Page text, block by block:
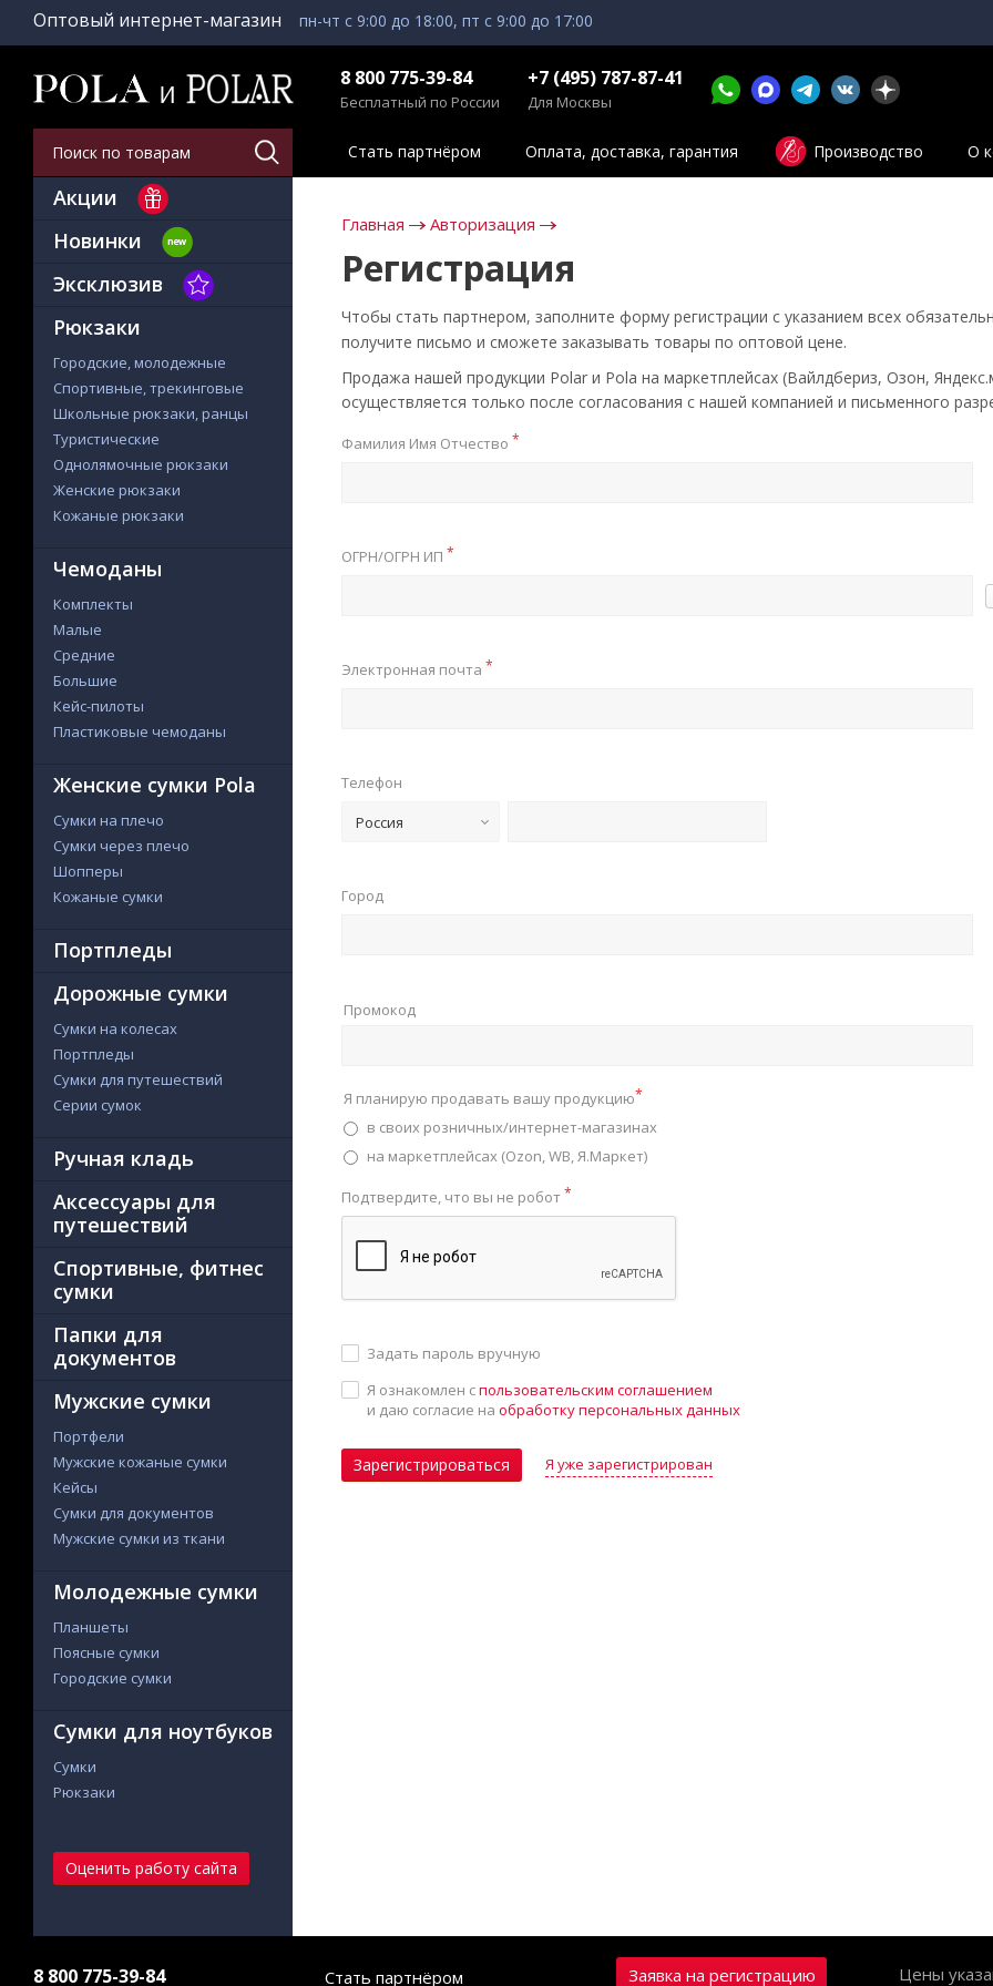
Оптовый интернет-магазин пн-чт с 9:00 до 18:00, пт с 9:00 до 17:00
8 800 775-39-84
Бесплатный по России
+7 (495) 787-87-41
Для Москвы
Стать партнёром Оплата, доставка, гарантия Производство О
Акции
Новинки
Эксклюзив
Рюкзаки
Городские, молодежные
Спортивные, трекинговые
Школьные рюкзаки, ранцы
Туристические
Однолямочные рюкзаки
Женские рюкзаки
Кожаные рюкзаки
Чемоданы
Комплекты
Малые
Средние
Большие
Кейс-пилоты
Пластиковые чемоданы
Женские сумки Pola
Сумки на плечо
Сумки через плечо
Шопперы
Кожаные сумки
Портпледы
Дорожные сумки
Сумки на колесах
Портпледы
Сумки для путешествий
Серии сумок
Ручная кладь
Аксессуары для
путешествий
Спортивные, фитнес
сумки
Папки для
документов
Мужские сумки
Портфели
Мужские кожаные сумки
Кейсы
Сумки для документов
Мужские сумки из ткани
Молодежные сумки
Планшеты
Поясные сумки
Городские сумки
Сумки для ноутбуков
Сумки
Рюкзаки
Оценить работу сайта
Главная Авторизация
Регистрация
Чтобы стать партнером, заполните форму регистрации с указанием всех
получите письмо и сможете заказывать товары по оптовой цене.
Продажа нашей продукции Polar и Pola на маркетплейсах (Вайлдбериз, Озон,
осуществляется только после согласования с нашей компанией и письменного
Фамилия Имя Отчество *
ОГРН/ОГРН ИП *
Электронная почта *
Телефон
Россия
Город
Промокод
Я планирую продавать вашу продукцию*
в своих розничных/интернет-магазинах
на маркетплейсах (Ozon, WB, Я.Маркет)
Подтвердите, что вы не робот*
Задать пароль вручную
Я ознакомлен спользовательским соглашением
и даю согласие на обработку персональных данных
Зарегистрироваться Я уже зарегистрирован
8 800 775-39-84 Стать партнёром Заявка на регистрацию Цены